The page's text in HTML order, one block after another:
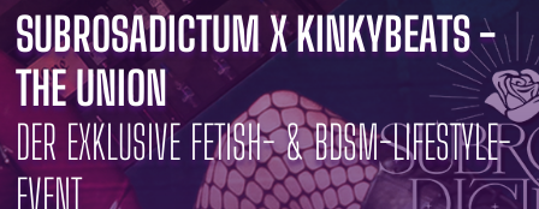
SUBROSADICTUM X KINKYBEATS -
THE UNION
DER EXKLUSIVE FETISH- & BDSM-LIFESTYLE-
EVENT